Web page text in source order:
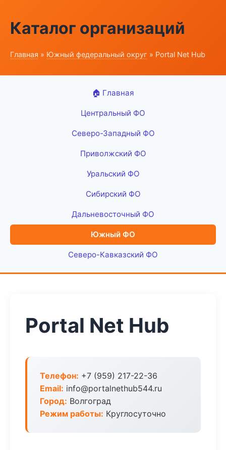
Каталог организаций
Главная » Южный федеральный округ » Portal Net Hub
🏠 Главная
Центральный ФО
Северо-Западный ФО
Приволжский ФО
Уральский ФО
Сибирский ФО
Дальневосточный ФО
Южный ФО
Северо-Кавказский ФО
Portal Net Hub
Телефон: +7 (959) 217-22-36
Email: info@portalnethub544.ru
Город: Волгоград
Режим работы: Круглосуточно